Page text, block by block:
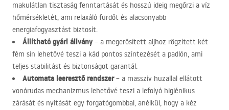
makulátlan tisztaság fenntartását és hosszú ideig megőrzi a víz
hőmérsékletét, ami relaxáló fürdőt és alacsonyabb
energiafogyasztást biztosít.
Állítható gyári állvány– a megerősített aljhoz rögzített két
fém sín lehetővé teszi a kád pontos szintezését a padlón, ami
teljes stabilitást és biztonságot garantál.
Automata leeresztő rendszer– a masszív huzallal ellátott
vonórudas mechanizmus lehetővé teszi a lefolyó higiénikus
zárását és nyitását egy forgatógombbal, anélkül, hogy a kéz